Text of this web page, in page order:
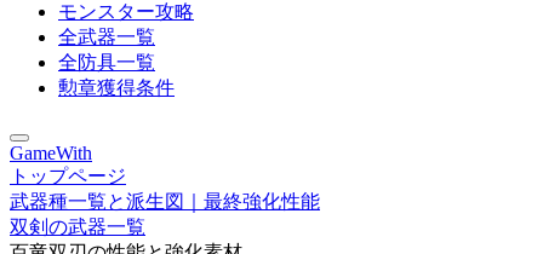
モンスター攻略
全武器一覧
全防具一覧
勲章獲得条件
GameWith
トップページ
武器種一覧と派生図｜最終強化性能
双剣の武器一覧